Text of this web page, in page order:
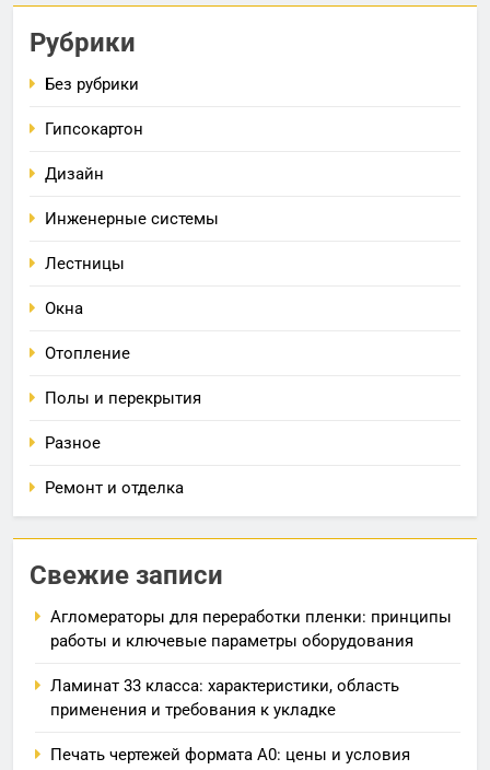
Рубрики
Без рубрики
Гипсокартон
Дизайн
Инженерные системы
Лестницы
Окна
Отопление
Полы и перекрытия
Разное
Ремонт и отделка
Свежие записи
Агломераторы для переработки пленки: принципы
работы и ключевые параметры оборудования
Ламинат 33 класса: характеристики, область
применения и требования к укладке
Печать чертежей формата А0: цены и условия